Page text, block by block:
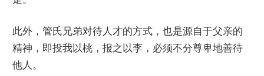
此外，管氏兄弟对待人才的方式，也是源自于父亲的
精神，即投我以桃，报之以李，必须不分尊卑地善待
他人。